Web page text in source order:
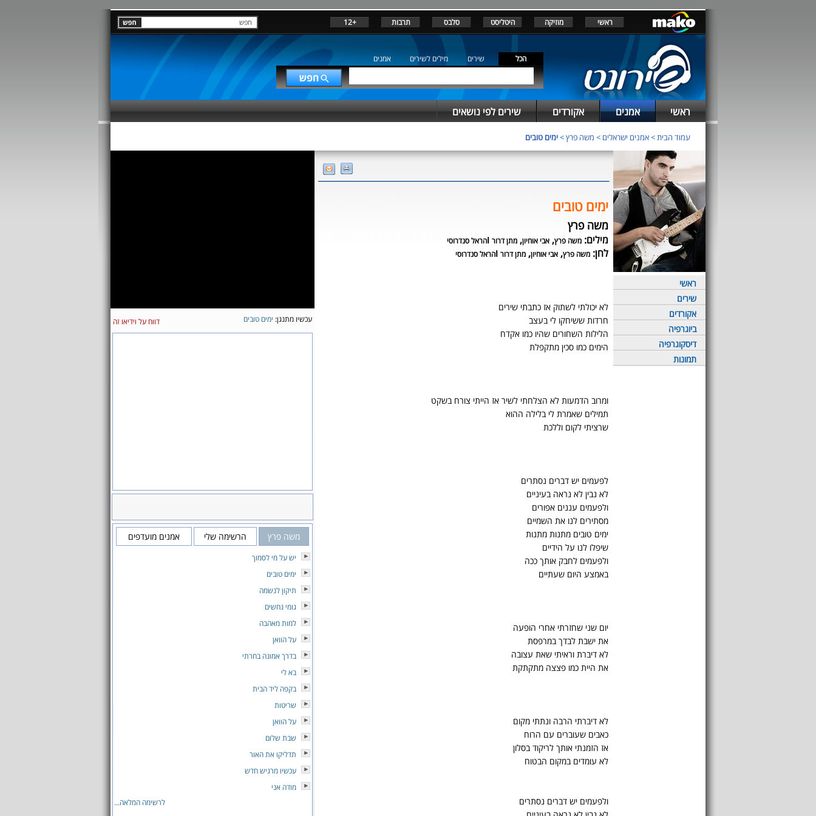
ראשי מוזיקה היטליסט סלבס תרבות +12
הכל שירים מילים לשירים אמנים
ראשי אמנים אקורדים שירים לפי נושאים
עמוד הבית>אמנים ישראלים > משה פרץ>ימים טובים
ראשי
שירים
אקורדים
ביוגרפיה
דיסקוגרפיה
תמונות
ימים טובים
משה פרץ
מילים: משה פרץ, אבי אוחיון, מתן דרור והראל סנדרוסי
לחן: משה פרץ, אבי אוחיון, מתן דרור והראל סנדרוסי
לא יכולתי לשתוק אז כתבתי שירים
חרדות ששיחקו לי בעצב
הלילות השחורים שהיו כמו אקדח
הימים כמו סכין מתקפלת
ומרוב הדמעות לא הצלחתי לשיר אז הייתי צורח בשקט
תמילים שאמרת לי בלילה ההוא
שרציתי לקום וללכת
לפעמים יש דברים נסתרים
לא נבין לא נראה בעיניים
ולפעמים עננים אפורים
מסתירים לנו את השמיים
ימים טובים מתנות מתנות
שיפלו לנו על הידיים
ולפעמים לחבק אותך ככה
באמצע היום שעתיים
יום שני שחזרתי אחרי הופעה
את ישבת לבדך במרפסת
לא דיברת וראיתי שאת עצובה
את היית כמו פצצה מתקתקת
לא דיברתי הרבה ונתתי מקום
כאבים שעוברים עם הרוח
אז הזמנתי אותך לריקוד בסלון
לא עומדים במקום הבטוח
ולפעמים יש דברים נסתרים
עכשיו מתנגן: ימים טובים דווח על וידיאו זה
משה פרץ הרשימה שלי אמנים מועדפים
יש על מי לסמוך
ימים טובים
תיקון לנשמה
גומי נחשים
למות מאהבה
על הוואן
בדרך אמונה בחרתי
בא לי
בקפה ליד הבית
שריטות
על הוואן
שבת שלום
תדליקו את האור
עכשיו מרגיש חדש
מודה אני
לרשימה המלאה...